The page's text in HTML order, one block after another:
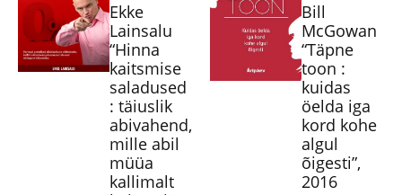
Ekke
Lainsalu
“Hinna
kaitsmise
saladused
: täiuslik
abivahend,
mille abil
müüa
kallimalt
Bill
McGowan
“Täpne
toon :
kuidas
öelda iga
kord kohe
algul
õigesti”,
2016